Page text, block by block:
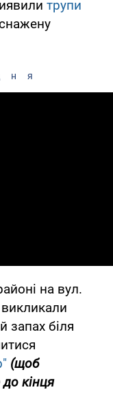
трупи
на вул.
запах біля
(щоб
кінця